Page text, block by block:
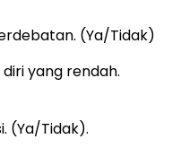
(Ya/Tidak)
yang rendah.
(Ya/Tidak).